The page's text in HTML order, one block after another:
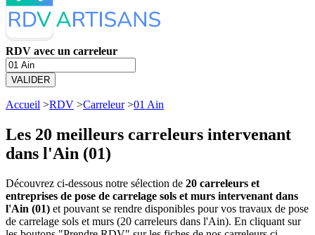
RDV avec un carreleur
VALIDER
Accueil >RDV >Carreleur>01 Ain
Les 20 meilleurs carreleurs intervenant
dans l'Ain (01)
Découvrez ci-dessous notre sélection de 20 carreleurs et
entreprises de pose de carrelage sols et murs intervenant dans
l'Ain (01) et pouvant se rendre disponibles pour vos travaux de pose
de carrelage sols et murs (20 carreleurs dans l'Ain). En cliquant sur